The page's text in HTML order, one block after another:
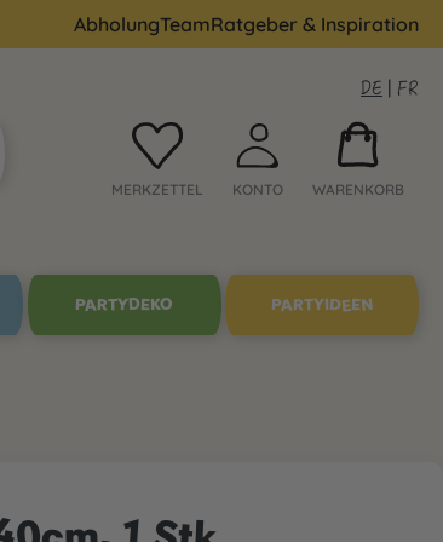
AbholungTeamRatgeber & Inspiration
DE | FR
MERKZETTEL KONTO WARENKORB
PARTYDEKO PARTYIDEEN